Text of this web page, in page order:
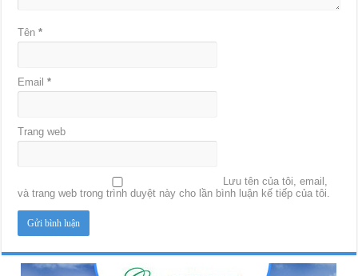
Tên*
Email*
Trang web
Lưu tên của tôi, email,
và trang web trong trình duyệt này cho lần bình luận kế tiếp của tôi.